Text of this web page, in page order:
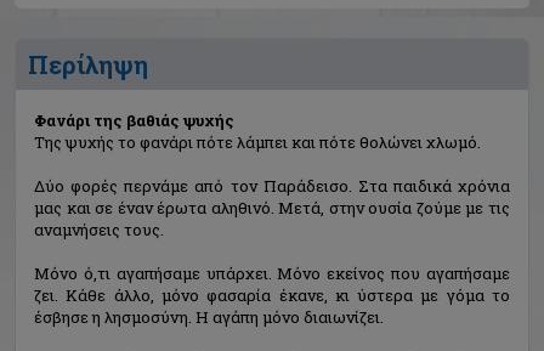
Περίληψη
Φανάρι της βαθιάς ψυχής
Της ψυχής το φανάρι πότε λάμπει και πότε θολώνει χλωμό.
Δύο φορές περνάμε από τον Παράδεισο. Στα παιδικά χρόνια
μας και σε έναν έρωτα αληθινό. Μετά, στην ουσία ζούμε με τις
αναμνήσεις τους.
Μόνο ό,τι αγαπήσαμε υπάρχει. Μόνο εκείνος που αγαπήσαμε
ζει. Κάθε άλλο, μόνο φασαρία έκανε, κι ύστερα με γόμα το
έσβησε η λησμοσύνη. Η αγάπη μόνο διαιωνίζει.